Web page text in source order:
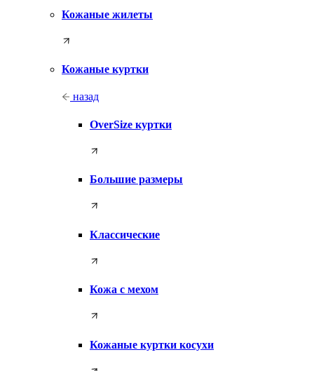
Кожаные жилеты
Кожаные куртки
назад
OverSize куртки
Большие размеры
Классические
Кожа с мехом
Кожаные куртки косухи